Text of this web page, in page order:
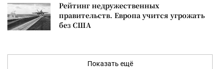
Рейтинг недружественных
правительств. Европа учится угрожать
без США
Показать ещё